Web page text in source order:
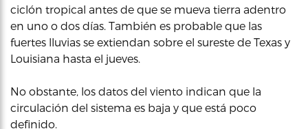
ciclón tropical antes de que se mueva tierra adentro
en uno o dos días. También es probable que las
fuertes lluvias se extiendan sobre el sureste de Texas y
Louisiana hasta el jueves.
No obstante, los datos del viento indican que la
circulación del sistema es baja y que está poco
definido.